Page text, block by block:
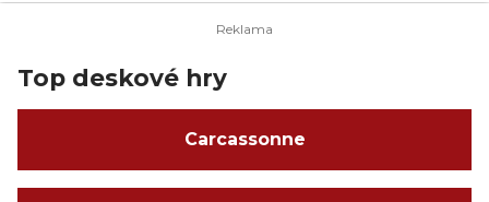
Top deskové hry
Carcassonne